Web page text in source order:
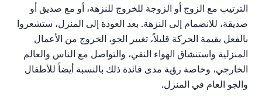
الترتيب مع الزوج أو الزوجة للخروج للنزهة، أو مع صديق أو
صديقة، للانضمام إلى النزهة. بعد العودة إلى المنزل، ستشعروا
بالفعل بقيمة الحركة قليلاً، تغيير الجو، الخروج من الأعمال
المنزلية واستنشاق الهواء النقي، والتواصل مع الناس والعالم
الخارجي، وخاصة رؤية مدى فائدة ذلك بالنسبة أيضاً للأطفال
والجو العام في المنزل.